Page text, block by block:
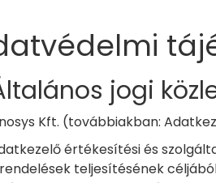
jogi
Kft. (továbbiakban:
értékesítési és
teljesítésének